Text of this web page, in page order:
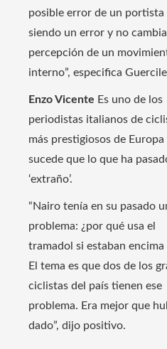
posible error de un portista
siendo un error y no
percepción de un
interno”, especifica
Enzo Vicente Es uno de los
periodistas italianos de
más prestigiosos de Europa
sucede que lo que ha
‘extraño’.
“Nairo tenía en su pasado
problema: ¿por qué usa el
tramadol si estaban encima
El tema es que dos de los
ciclistas del país tienen ese
problema. Era mejor que
dado”, dijo positivo.